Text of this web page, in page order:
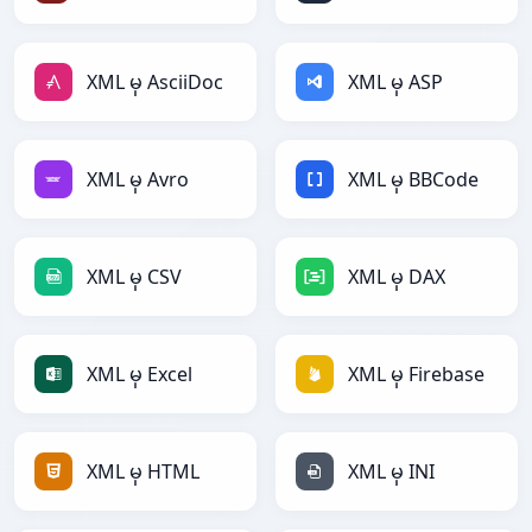
XML မှ AsciiDoc XML မှ ASP
XML မှ Avro XML မှ BBCode
XML မှ CSV XML မှ DAX
XML မှ Excel XML မှ Firebase
XML မှ HTML XML မှ INI